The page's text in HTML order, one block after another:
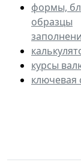
формы,
образцы
курсы
ключевая